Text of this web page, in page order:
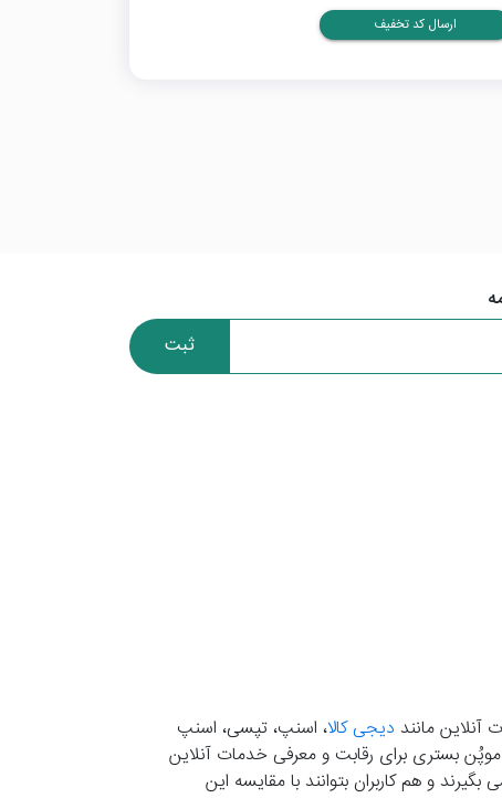
ارسال کد تخفیف
ثبت
آنلاین مانند دیجی کالا، اسنپ، تپسی، اسنپ
موپُن بستری برای رقابت و معرفی خدمات آنلاین
و هم کاربران بتوانند با مقایسه این